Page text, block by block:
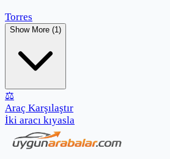
Torres
Show More (1)
⚖️
Araç Karşılaştır
İki aracı kıyasla